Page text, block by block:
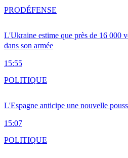
L'Ukraine estime que près de 16 000
dans son armée
15:55
PRODÉFENSE
L'Espagne anticipe une nouvelle
15:07
POLITIQUE
POLITIQUE